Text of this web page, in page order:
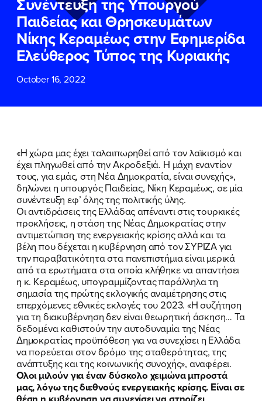
Παιδείας και Θρησκευμάτων
Νίκης Κεραμέως στην Εφημερίδα
Ελεύθερος Τύπος της Κυριακής
October 16, 2022
«Η χώρα μας έχει ταλαιπωρηθεί από τον λαϊκισμό και
έχει πληγωθεί από την Ακροδεξιά. Η μάχη εναντίον
τους, για εμάς, στη Νέα Δημοκρατία, είναι συνεχής»,
δηλώνει η υπουργός Παιδείας, Νίκη Κεραμέως, σε μία
συνέντευξη εφ’ όλης της πολιτικής ύλης.
Οι αντιδράσεις της Ελλάδας απέναντι στις τουρκικές
προκλήσεις, η στάση της Νέας Δημοκρατίας στην
αντιμετώπιση της ενεργειακής κρίσης αλλά και τα
βέλη που δέχεται η κυβέρνηση από τον ΣΥΡΙΖΑ για
την παραβατικότητα στα πανεπιστήμια είναι μερικά
από τα ερωτήματα στα οποία κλήθηκε να απαντήσει
η κ. Κεραμέως, υπογραμμίζοντας παράλληλα τη
σημασία της πρώτης εκλογικής αναμέτρησης στις
επερχόμενες εθνικές εκλογές του 2023. «Η συζήτηση
για τη διακυβέρνηση δεν είναι θεωρητική άσκηση… Τα
δεδομένα καθιστούν την αυτοδυναμία της Νέας
Δημοκρατίας προϋπόθεση για να συνεχίσει η Ελλάδα
να πορεύεται στον δρόμο της σταθερότητας, της
ανάπτυξης και της κοινωνικής συνοχής», αναφέρει.
Ολοι μιλούν για έναν δύσκολο χειμώνα μπροστά
μας, λόγω της διεθνούς ενεργειακής κρίσης. Είναι σε
ΕΠΙΘΕΤΟ*
ΤΗΛΕΦΩΝΟ*
EMAIL
Δεδομένων
και τους τους
Χρήσηςτου δικτυακού τόπου του
Πολιτικού Γραφείου της Βουλευτού
Νίκης Κεραμέως
ΥΠΟΒΟΛΗ
ΕΠΙΘΕΤΟ*
ΤΗΛΕΦΩΝΟ
EMAIL
Δεδομένων
και τους τους
Χρήσηςτου δικτυακού τόπου του
Πολιτικού Γραφείου της Βουλευτού
Νίκης Κεραμέως
ΥΠΟΒΟΛΗ